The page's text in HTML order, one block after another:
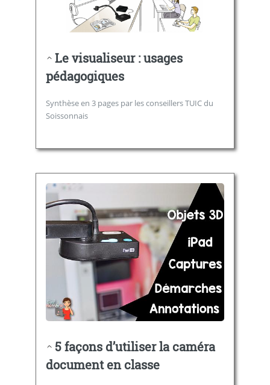
Le visualiseur : usages
pédagogiques
Synthèse en 3 pages par les conseillers TUIC du
Soissonnais
5 façons d’utiliser la caméra
document en classe